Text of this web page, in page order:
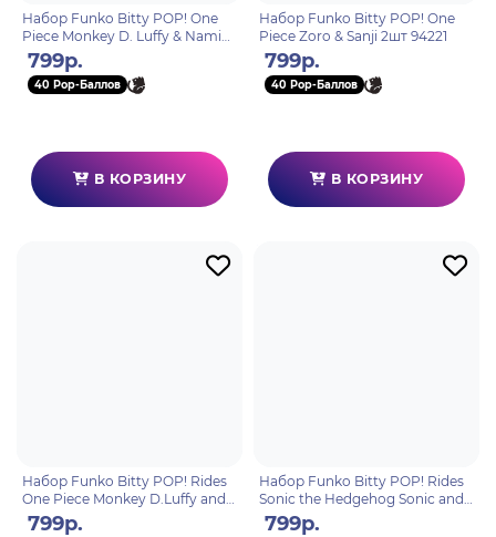
Набор Funko Bitty POP! One
Piece Monkey D. Luffy & Nami
2шт 94220
799р.
40 Pop-Баллов
В КОРЗИНУ
Набор Funko Bitty POP! One
Piece Zoro & Sanji 2шт 94221
799р.
40 Pop-Баллов
В КОРЗИНУ
Набор Funko Bitty POP! Rides
One Piece Monkey D.Luffy and
Thousand Sunny 92965
799р.
Набор Funko Bitty POP! Rides
Sonic the Hedgehog Sonic and
Speed Star Lightning 92960
799р.